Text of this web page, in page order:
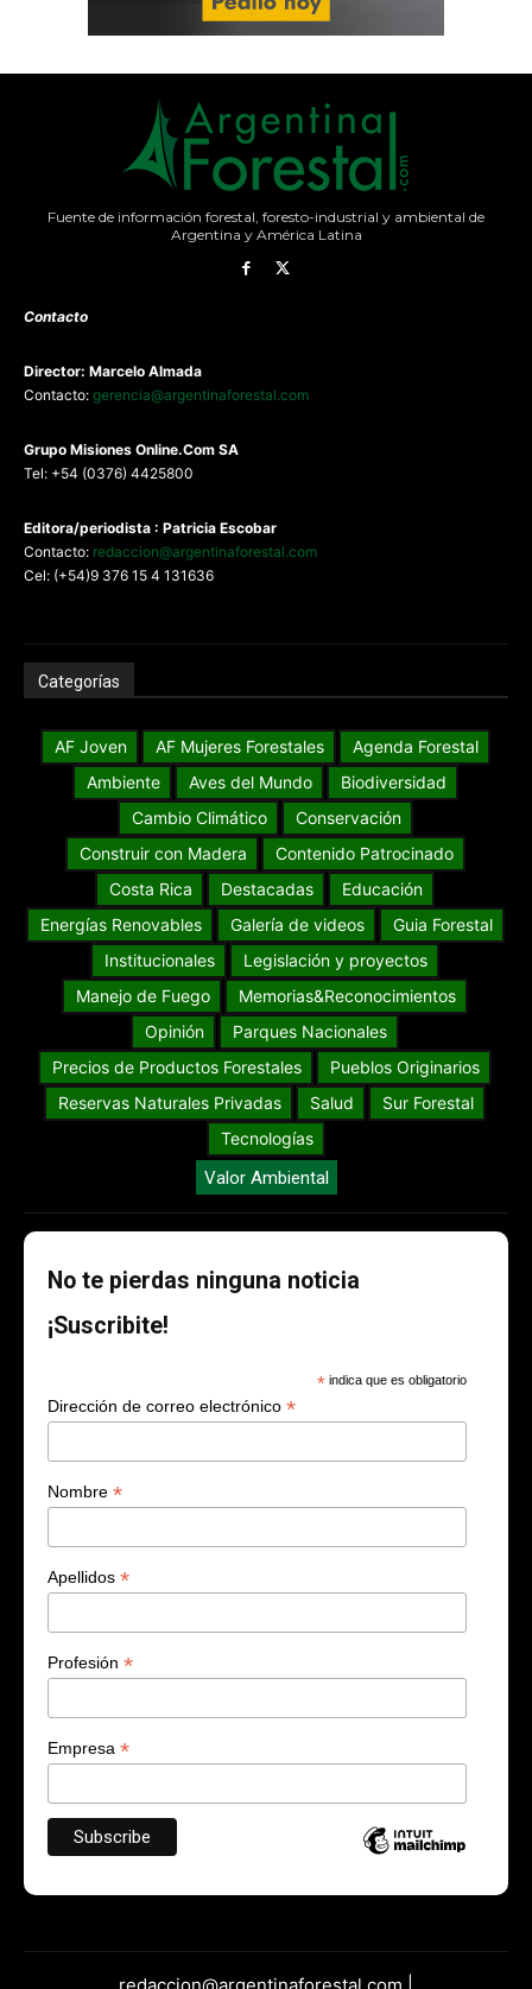
Fuente de información forestal, foresto-industrial y ambiental de
Argentina y América Latina
Contacto
Director: Marcelo Almada
Contacto: gerencia@argentinaforestal.com
Grupo Misiones Online.Com SA
Tel: +54 (0376) 4425800
Editora/periodista : Patricia Escobar
Contacto: redaccion@argentinaforestal.com
Cel: (+54)9 376 15 4 131636
Categorías
AF Joven AF Mujeres Forestales
Agenda Forestal
Ambiente
Aves del Mundo
Biodiversidad
Cambio Climático
Conservación
Construir con Madera
Contenido Patrocinado
Costa Rica
Destacadas
Educación
Energías Renovables
Galería de videos
Guia Forestal
Institucionales
Legislación y proyectos
Manejo de Fuego
Memorias&Reconocimientos
Opinión
Parques Nacionales
Precios de Productos Forestales
Pueblos Originarios
Reservas Naturales Privadas
Salud
Sur Forestal
Tecnologías
Valor Ambiental
No te pierdas ninguna noticia
¡Suscribite!
* indica que es obligatorio
Dirección de correo electrónico *
Nombre *
Apellidos *
Profesión *
Empresa *